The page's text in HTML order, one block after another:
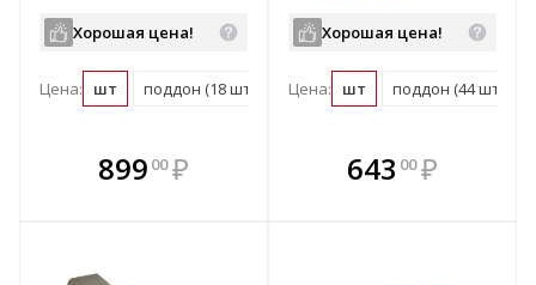
Хорошая цена!
Цена: шт поддон (18 шт)
899 00 ₽
В комплекте
всегда выгоднее!
Хорошая цена!
Цена: шт поддон (44 шт)
В комплекте
всегда выгоднее!
643 00 ₽